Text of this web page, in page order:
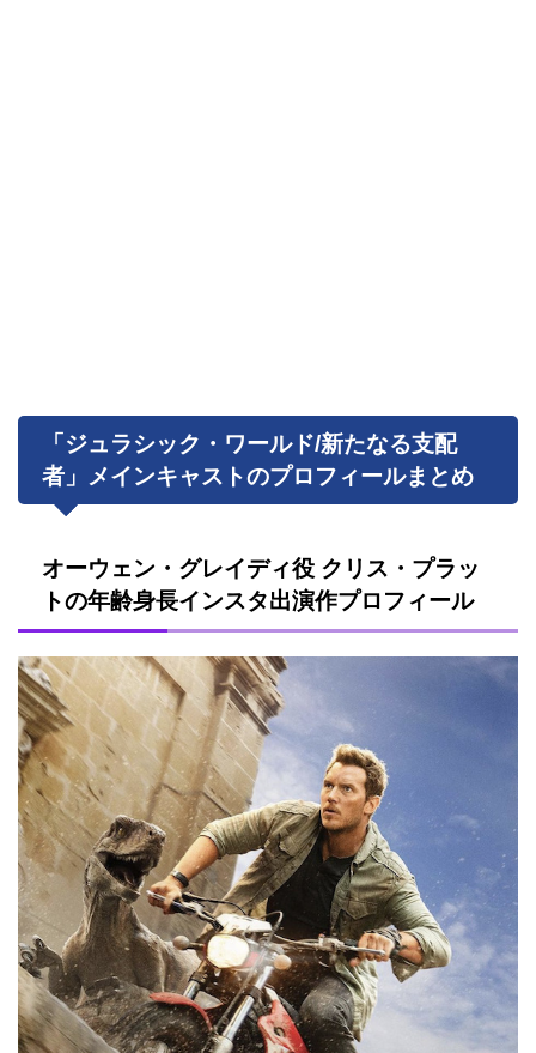
「ジュラシック・ワールド/新たなる支配
者」メインキャストのプロフィールまとめ
オーウェン・グレイディ役 クリス・プラッ
トの年齢身長インスタ出演作プロフィール